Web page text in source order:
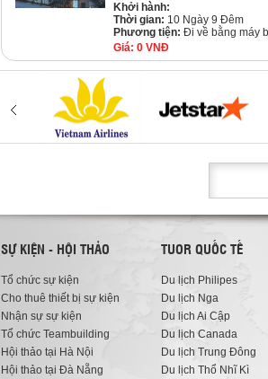
Khởi hành:
Thời gian: 10 Ngày 9 Đêm
Phương tiện: Đi về bằng máy
Giá: 0 VNĐ
SỰ KIỆN - HỘI THẢO
Tổ chức sự kiện
Cho thuê thiết bị sự kiện
Nhận sự sự kiện
Tổ chức Teambuilding
Hội thảo tại Hà Nội
Hội thảo tại Đà Nẵng
TUOR QUỐC TẾ
Du lịch Philipes
Du lịch Nga
Du lịch Ai Cập
Du lịch Canada
Du lịch Trung Đông
Du lịch Thổ Nhĩ Kì